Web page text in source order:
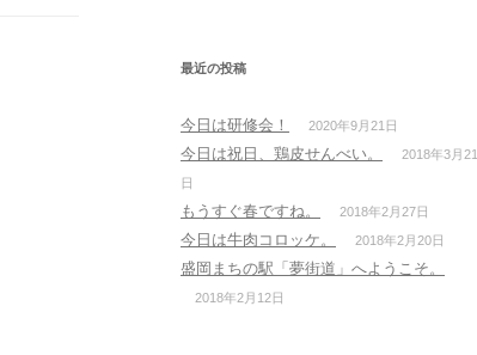
最近の投稿
今日は研修会！ 2020年9月21日
今日は祝日、鶏皮せんべい。
2018年3月21
日
もうすぐ春ですね。 2018年2月27日
今日は牛肉コロッケ。 2018年2月20日
盛岡まちの駅「夢街道」へようこそ。
2018年2月12日